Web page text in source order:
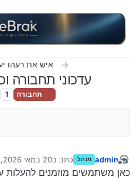
איש את רעהו
עדכוני תחבורה
תחבורה 1
מנותק
admin מנהל כתב ב20 במאי 2026, 19:53
נערך לאחרונה על ידי
כאן משתמשים מוזמנים להעלות